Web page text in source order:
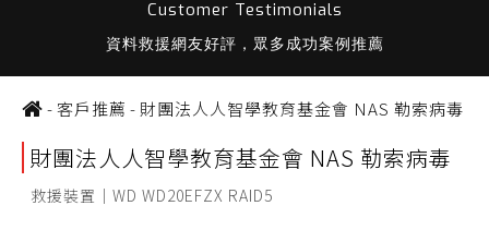
Customer Testimonials
資料救援網友好評，眾多成功案例推薦
-客戶推薦 - 財團法人人智學教育基金會 NAS 勒索病毒
財團法人人智學教育基金會 NAS 勒索病毒
救援裝置｜WD WD20EFZX RAID5